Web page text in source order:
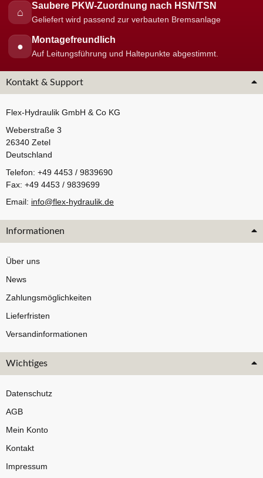
⌂
Saubere PKW-Zuordnung nach HSN/TSN
Geliefert wird passend zur verbauten Bremsanlage
●
Montagefreundlich
Auf Leitungsführung und Haltepunkte abgestimmt.
Kontakt & Support
Flex-Hydraulik GmbH & Co KG
Weberstraße 3
26340 Zetel
Deutschland
Telefon: +49 4453 / 9839690
Fax: +49 4453 / 9839699
Email: info@flex-hydraulik.de
Informationen
Über uns
News
Zahlungsmöglichkeiten
Lieferfristen
Versandinformationen
Wichtiges
Datenschutz
AGB
Mein Konto
Kontakt
Impressum